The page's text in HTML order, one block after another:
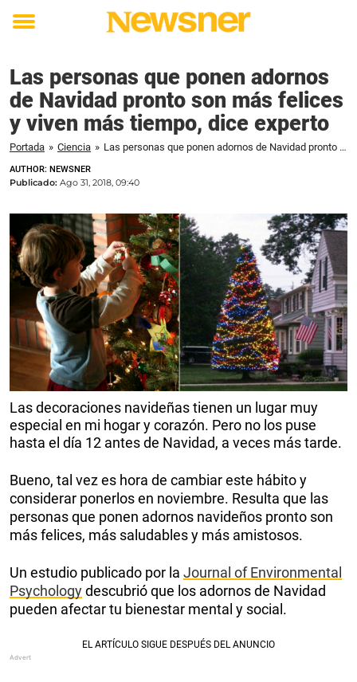
Toggle
Las personas que ponen adornos
de Navidad pronto son más felices
y viven más tiempo, dice experto
Portada » Ciencia » Las personas que ponen adornos de Navidad pronto son más felices y viven más tiempo, dice experto
AUTHOR: NEWSNER
Publicado: Ago 31, 2018, 09:40
Las decoraciones navideñas tienen un lugar muy
especial en mi hogar y corazón. Pero no los puse
hasta el día 12 antes de Navidad, a veces más tarde.
Bueno, tal vez es hora de cambiar este hábito y
considerar ponerlos en noviembre. Resulta que las
personas que ponen adornos navideños pronto son
más felices, más saludables y más amistosos.
Un estudio publicado por la Journal of Environmental
Psychologydescubrió que los adornos de Navidad
pueden afectar tu bienestar mental y social.